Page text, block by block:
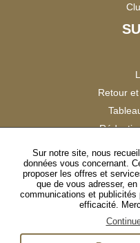
Retour
Sur notre site, nous
données vous concernant.
proposer les offres et
que de vous adresser,
communications et publicités
efficacité.